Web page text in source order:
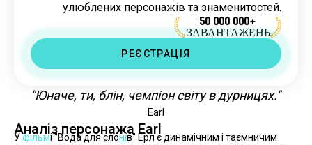
улюблених персонажів та знаменитостей.
50 000 000+
ЗАВАНТАЖЕНЬ
РЕЄСТРАЦІЯ
"Юначе, ти, блін, чемпіон світу в дурницях."
Earl
Аналіз персонажа Earl
У фільмі "Вода для слонів" Ерл є динамічним і таємничим